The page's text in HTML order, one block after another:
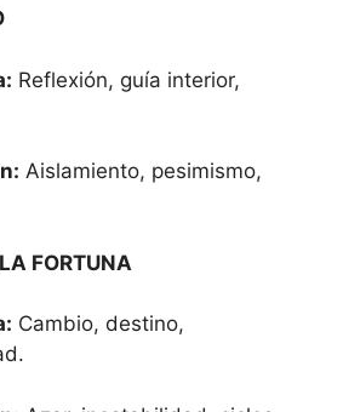
Reflexión, guía interior,
Aislamiento, pesimismo,
FORTUNA
Cambio, destino,